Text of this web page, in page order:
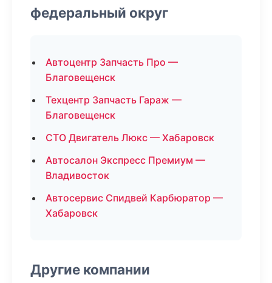
федеральный округ
Автоцентр Запчасть Про —
Благовещенск
Техцентр Запчасть Гараж —
Благовещенск
СТО Двигатель Люкс — Хабаровск
Автосалон Экспресс Премиум —
Владивосток
Автосервис Спидвей Карбюратор —
Хабаровск
Другие компании